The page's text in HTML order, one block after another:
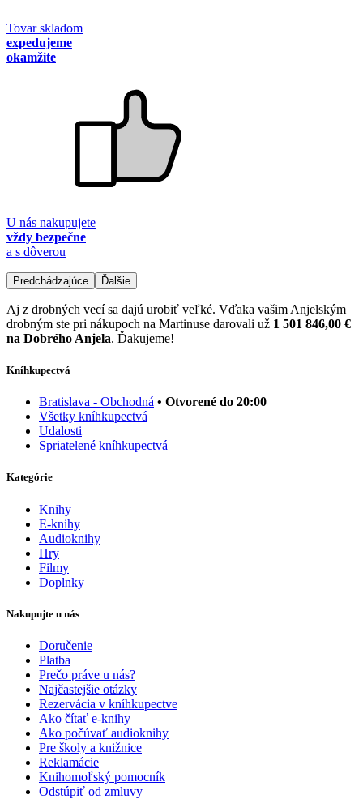
Tovar skladom
expedujeme
okamžite
U nás nakupujete
vždy bezpečne
a s dôverou
Predchádzajúce Ďalšie
Aj z drobných vecí sa dajú urobiť veľké. Vďaka vašim Anjelským
drobným ste pri nákupoch na Martinuse darovali už 1 501 846,00 €
na Dobrého Anjela. Ďakujeme!
Kníhkupectvá
Bratislava - Obchodná • Otvorené do 20:00
Všetky kníhkupectvá
Udalosti
Spriatelené kníhkupectvá
Kategórie
Knihy
E-knihy
Audioknihy
Hry
Filmy
Doplnky
Nakupujte u nás
Doručenie
Platba
Prečo práve u nás?
Najčastejšie otázky
Rezervácia v kníhkupectve
Ako čítať e-knihy
Ako počúvať audioknihy
Pre školy a knižnice
Reklamácie
Knihomoľský pomocník
Odstúpiť od zmluvy